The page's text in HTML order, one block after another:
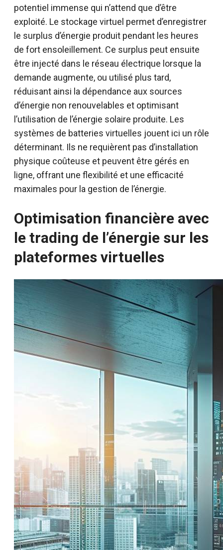
potentiel immense qui n’attend que d’être
exploité. Le stockage virtuel permet d’enregistrer
le surplus d’énergie produit pendant les heures
de fort ensoleillement. Ce surplus peut ensuite
être injecté dans le réseau électrique lorsque la
demande augmente, ou utilisé plus tard,
réduisant ainsi la dépendance aux sources
d’énergie non renouvelables et optimisant
l’utilisation de l’énergie solaire produite. Les
systèmes de batteries virtuelles jouent ici un rôle
déterminant. Ils ne requièrent pas d’installation
physique coûteuse et peuvent être gérés en
ligne, offrant une flexibilité et une efficacité
maximales pour la gestion de l’énergie.
Optimisation financière avec
le trading de l’énergie sur les
plateformes virtuelles